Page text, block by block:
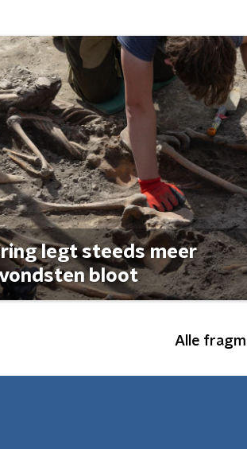
legt steeds meer
bloot
Alle